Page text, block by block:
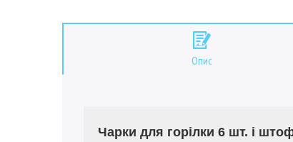
Опис
Чарки для горілки 6 шт. і